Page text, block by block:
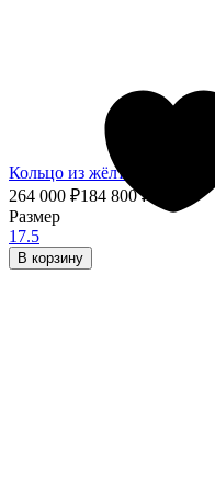
Кольцо из жёлтого золота
264 000 ₽184 800₽
Размер
17.5
В корзину